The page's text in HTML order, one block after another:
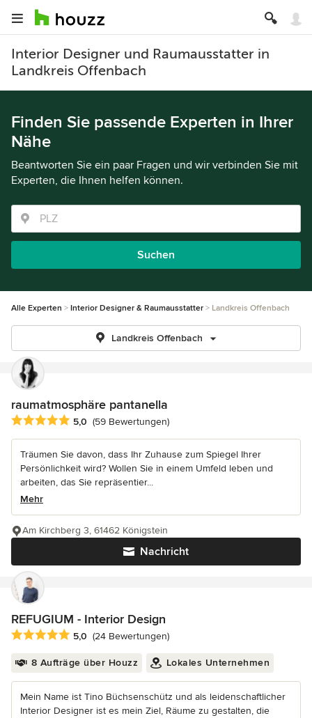
Interior Designer und Raumausstatter in
Landkreis Offenbach
Finden Sie passende Experten in Ihrer
Nähe
Beantworten Sie ein paar Fragen und wir verbinden Sie mit
Experten, die Ihnen helfen können.
Suchen
Alle Experten Interior Designer & Raumausstatter Landkreis Offenbach
Landkreis Offenbach
raumatmosphäre pantanella
Durchschnittliche Bewertung: 5 von 5 Sternen
5,0 (59 Bewertungen)
Träumen Sie davon, dass Ihr Zuhause zum Spiegel Ihrer
Persönlichkeit wird? Wollen Sie in einem Umfeld leben und
arbeiten, das Sie repräsentier...
Mehr
Nachricht
Am Kirchberg 3, 61462 Königstein
REFUGIUM - Interior Design
Durchschnittliche Bewertung: 5 von 5 Sternen
5,0 (24 Bewertungen)
8 Aufträge über Houzz Lokales Unternehmen
Mein Name ist Tino Büchsenschütz und als leidenschaftlicher
Interior Designer ist es mein Ziel, Räume zu gestalten, die